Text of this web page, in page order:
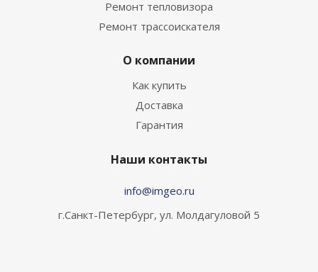
Ремонт тепловизора
Ремонт трассоискателя
О компании
Как купить
Доставка
Гарантия
Наши контакты
info@imgeo.ru
г.Санкт-Петербург, ул. Молдагуловой 5